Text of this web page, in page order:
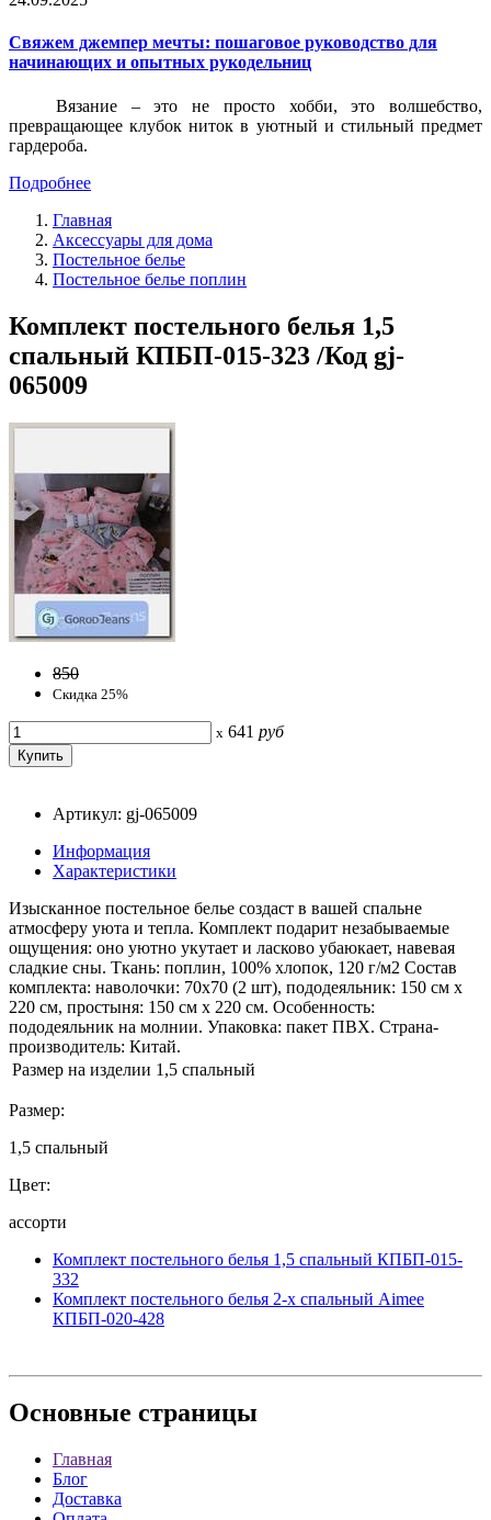
Свяжем джемпер мечты: пошаговое руководство для
начинающих и опытных рукодельниц
Вязание – это не просто хобби, это волшебство,
превращающее клубок ниток в уютный и стильный предмет
гардероба.
Подробнее
Главная
Аксессуары для дома
Постельное белье
Постельное белье поплин
Комплект постельного белья 1,5
спальный КПБП-015-323 /Код gj-
065009
850
Скидка 25%
x 641 руб
Артикул: gj-065009
Информация
Характеристики
Изысканное постельное белье создаст в вашей спальне
атмосферу уюта и тепла. Комплект подарит незабываемые
ощущения: оно уютно укутает и ласково убаюкает, навевая
сладкие сны. Ткань: поплин, 100% хлопок, 120 г/м2 Состав
комплекта: наволочки: 70x70 (2 шт), пододеяльник: 150 см x
220 см, простыня: 150 см x 220 см. Особенность:
пододеяльник на молнии. Упаковка: пакет ПВХ. Страна-
производитель: Китай.
Размер на изделии 1,5 спальный
Размер:
1,5 спальный
Цвет:
ассорти
Комплект постельного белья 1,5 спальный КПБП-015-
332
Комплект постельного белья 2-х спальный Aimee
КПБП-020-428
Основные страницы
Главная
Блог
Доставка